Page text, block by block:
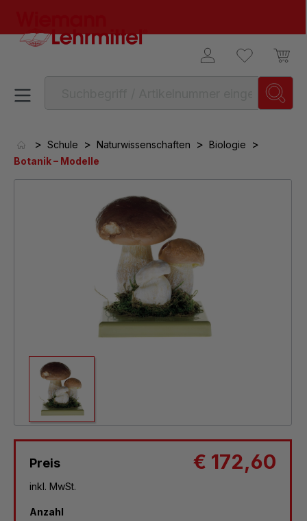
> Schule > Naturwissenschaften > Biologie >
Botanik – Modelle
Bildergalerie überspringen
Preis € 172,60
inkl. MwSt.
Anzahl